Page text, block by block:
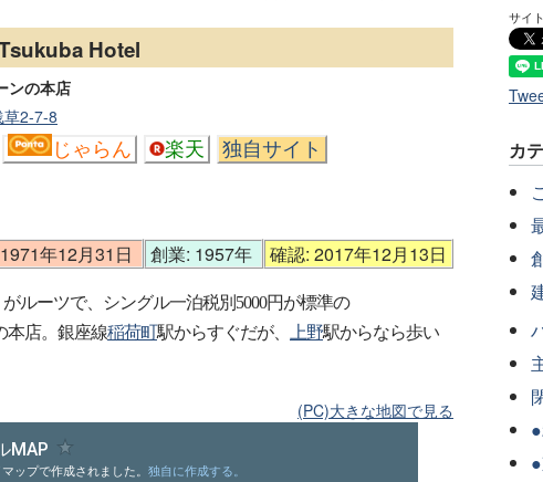
Hotel
ンの本店
草2-7-8
じゃらん 楽天 独自サイト
年12月31日 創業: 1957年 確認: 2017年12月13日
ルーツで、シングル一泊税別5000円が標準の
本店。銀座線稲荷町駅からすぐだが、 上野駅からなら歩い
(PC)大きな地図で見る
サイ
カ